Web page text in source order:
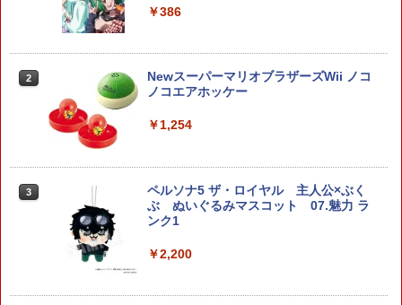
2
アンサー Switch2/PC用 miniコントロ
ーラー ブラック [ANS-SW200BK]
￥4,370
3
ドラゴンクエストXI 過ぎ去りし時を求
めて S Switch2版
￥4,930
辺機器 ホコリ防止 全面保護 快適なグリ
￥630
モデル V2 PS5 PS4 NS pro凹型 FPS 無
段階高さ調節 profreek PS4 PS5 ninten
do switchプロコン対応【定形外郵便の
み送料無料】しまリス堂※箱壊れによる
返品交換はお受けできません
￥2,490
￥386
2
NewスーパーマリオブラザーズWii ノコ
ノコエアホッケー
￥1,254
3
ペルソナ5 ザ・ロイヤル 主人公×ぶく
ぶ ぬいぐるみマスコット 07.魅力 ラ
ンク1
￥2,200